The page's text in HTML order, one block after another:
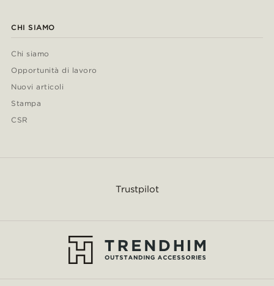
CHI SIAMO
Chi siamo
Opportunità di lavoro
Nuovi articoli
Stampa
CSR
Trustpilot